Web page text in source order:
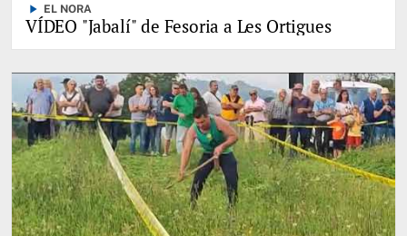
play_arrow EL NORA
VÍDEO "Jabalí" de Fesoria a Les Ortigues